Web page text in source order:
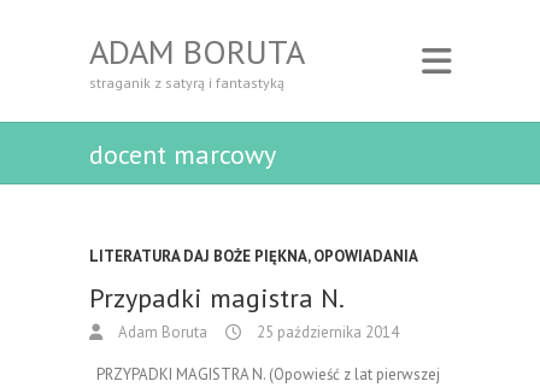
ADAM BORUTA
straganik z satyrą i fantastyką
docent marcowy
LITERATURA DAJ BOŻE PIĘKNA,OPOWIADANIA
Przypadki magistra N.
Adam Boruta 25 października 2014
PRZYPADKI MAGISTRA N. (Opowieść z lat pierwszej